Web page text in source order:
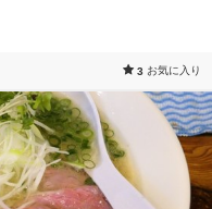
3 お気に入り